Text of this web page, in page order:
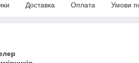
Доставка Оплата Умови